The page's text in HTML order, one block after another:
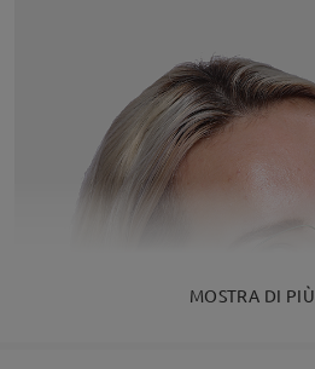
MOSTRA DI PIÙ